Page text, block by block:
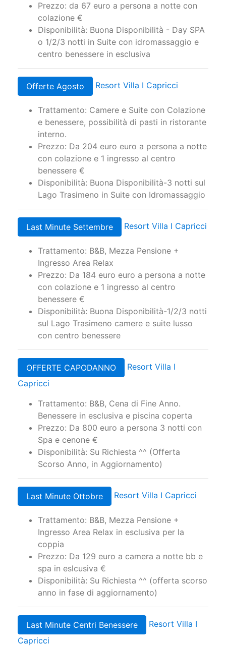
Prezzo: da 67 euro a persona a notte con
colazione €
Disponibilità: Buona Disponibilità - Day SPA
o 1/2/3 notti in Suite con idromassaggio e
centro benessere in esclusiva
Offerte Agosto Resort Villa I Capricci
Trattamento: Camere e Suite con Colazione
e benessere, possibilità di pasti in ristorante
interno.
Prezzo: Da 204 euro euro a persona a notte
con colazione e 1 ingresso al centro
benessere €
Disponibilità: Buona Disponibilità-3 notti sul
Lago Trasimeno in Suite con Idromassaggio
Last Minute Settembre Resort Villa I Capricci
Trattamento: B&B, Mezza Pensione +
Ingresso Area Relax
Prezzo: Da 184 euro euro a persona a notte
con colazione e 1 ingresso al centro
benessere €
Disponibilità: Buona Disponibilità-1/2/3 notti
sul Lago Trasimeno camere e suite lusso
con centro benessere
OFFERTE CAPODANNO
Resort Villa I
Capricci
Trattamento: B&B, Cena di Fine Anno.
Benessere in esclusiva e piscina coperta
Prezzo: Da 800 euro a persona 3 notti con
Spa e cenone €
Disponibilità: Su Richiesta ^^ (Offerta
Scorso Anno, in Aggiornamento)
Last Minute Ottobre Resort Villa I Capricci
Trattamento: B&B, Mezza Pensione +
Ingresso Area Relax in esclusiva per la
coppia
Prezzo: Da 129 euro a camera a notte bb e
spa in eslcusiva €
Disponibilità: Su Richiesta ^^ (offerta scorso
anno in fase di aggiornamento)
Last Minute Centri Benessere
Resort Villa I
Capricci